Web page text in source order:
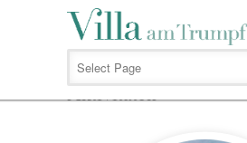
Aktivitäten